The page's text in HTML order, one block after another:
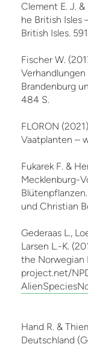
Clement E. J.
he British Isles
British Isles.
Fischer W.
Brandenburg
484 S.
FLORON
Vaatplanten –
Fukarek F. &
Mecklenburg-
und Christian
Gederaas L.,
Larsen L.-K.
the Norwegian
project.net/
Hand R. &
Deutschland